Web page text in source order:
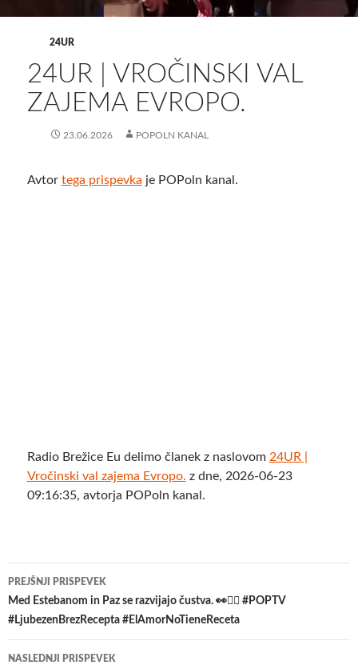
24UR
24UR | VROČINSKI VAL
ZAJEMA EVROPO.
23.06.2026 POPOLN KANAL
Avtor tega prispevka je POPoln kanal.
Radio Brežice Eu delimo članek z naslovom 24UR |
Vročinski val zajema Evropo. z dne, 2026-06-23
09:16:35, avtorja POPoln kanal.
Krmarjenje
po
prispevkih
PREJŠNJI PRISPEVEK
Med Estebanom in Paz se razvijajo čustva. 👀❤️‍🔥 #POPTV
#LjubezenBrezRecepta #ElAmorNoTieneReceta
NASLEDNJI PRISPEVEK